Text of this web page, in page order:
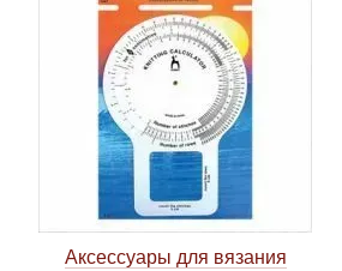
Аксессуары для вязания